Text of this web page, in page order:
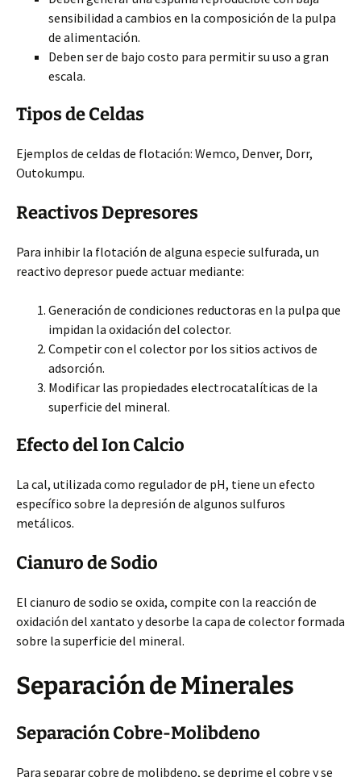
sensibilidad a cambios en la composición de la pulpa
de alimentación.
Deben ser de bajo costo para permitir su uso a gran
escala.
Tipos de Celdas
Ejemplos de celdas de flotación: Wemco, Denver, Dorr,
Outokumpu.
Reactivos Depresores
Para inhibir la flotación de alguna especie sulfurada, un
reactivo depresor puede actuar mediante:
Generación de condiciones reductoras en la pulpa que
impidan la oxidación del colector.
Competir con el colector por los sitios activos de
adsorción.
Modificar las propiedades electrocatalíticas de la
superficie del mineral.
Efecto del Ion Calcio
La cal, utilizada como regulador de pH, tiene un efecto
específico sobre la depresión de algunos sulfuros
metálicos.
Cianuro de Sodio
El cianuro de sodio se oxida, compite con la reacción de
oxidación del xantato y desorbe la capa de colector formada
sobre la superficie del mineral.
Separación de Minerales
Separación Cobre-Molibdeno
Para separar cobre de molibdeno, se deprime el cobre y se